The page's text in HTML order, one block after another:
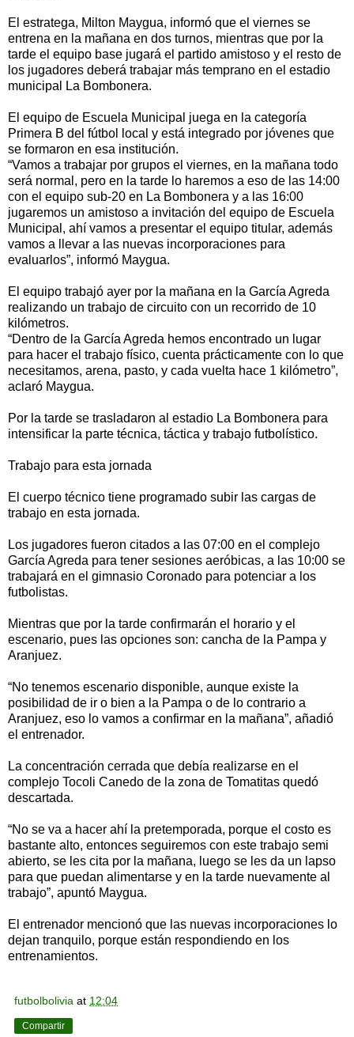
El estratega, Milton Maygua, informó que el viernes se
entrena en la mañana en dos turnos, mientras que por la
tarde el equipo base jugará el partido amistoso y el resto de
los jugadores deberá trabajar más temprano en el estadio
municipal La Bombonera.
El equipo de Escuela Municipal juega en la categoría
Primera B del fútbol local y está integrado por jóvenes que
se formaron en esa institución.
“Vamos a trabajar por grupos el viernes, en la mañana todo
será normal, pero en la tarde lo haremos a eso de las 14:00
con el equipo sub-20 en La Bombonera y a las 16:00
jugaremos un amistoso a invitación del equipo de Escuela
Municipal, ahí vamos a presentar el equipo titular, además
vamos a llevar a las nuevas incorporaciones para
evaluarlos”, informó Maygua.
El equipo trabajó ayer por la mañana en la García Agreda
realizando un trabajo de circuito con un recorrido de 10
kilómetros.
“Dentro de la García Agreda hemos encontrado un lugar
para hacer el trabajo físico, cuenta prácticamente con lo que
necesitamos, arena, pasto, y cada vuelta hace 1 kilómetro”,
aclaró Maygua.
Por la tarde se trasladaron al estadio La Bombonera para
intensificar la parte técnica, táctica y trabajo futbolístico.
Trabajo para esta jornada
El cuerpo técnico tiene programado subir las cargas de
trabajo en esta jornada.
Los jugadores fueron citados a las 07:00 en el complejo
García Agreda para tener sesiones aeróbicas, a las 10:00 se
trabajará en el gimnasio Coronado para potenciar a los
futbolistas.
Mientras que por la tarde confirmarán el horario y el
escenario, pues las opciones son: cancha de la Pampa y
Aranjuez.
“No tenemos escenario disponible, aunque existe la
posibilidad de ir o bien a la Pampa o de lo contrario a
Aranjuez, eso lo vamos a confirmar en la mañana”, añadió
el entrenador.
La concentración cerrada que debía realizarse en el
complejo Tocoli Canedo de la zona de Tomatitas quedó
descartada.
“No se va a hacer ahí la pretemporada, porque el costo es
bastante alto, entonces seguiremos con este trabajo semi
abierto, se les cita por la mañana, luego se les da un lapso
para que puedan alimentarse y en la tarde nuevamente al
trabajo”, apuntó Maygua.
El entrenador mencionó que las nuevas incorporaciones lo
dejan tranquilo, porque están respondiendo en los
entrenamientos.
futbolbolivia at 12:04
Compartir